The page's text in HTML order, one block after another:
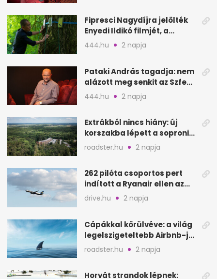
Fipresci Nagydíjra jelölték
Enyedi Ildikó filmjét, a
Csendes barátot
444.hu 2 napja
Pataki András tagadja: nem
alázott meg senkit az Szfe
felvételijén
444.hu 2 napja
Extrákból nincs hiány: új
korszakba lépett a soproni
Fagus Hotel
roadster.hu 2 napja
262 pilóta csoportos pert
indított a Ryanair ellen az
Egyesült Királyságban
drive.hu 2 napja
Cápákkal körülvéve: a világ
legelszigeteltebb Airbnb-je
a nyílt tengeren
roadster.hu 2 napja
Horvát strandok lépnek: